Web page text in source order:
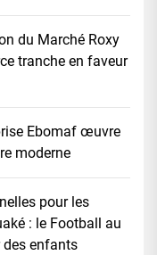
du Marché Roxy
tranche en faveur
Ebomaf œuvre
moderne
pour les
: le Football au
des enfants